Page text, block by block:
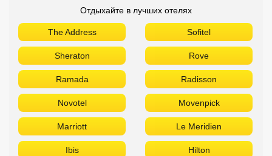
Отдыхайте в лучших отелях
The Address Sofitel
Sheraton Rove
Ramada Radisson
Novotel Movenpick
Marriott Le Meridien
Ibis Hilton